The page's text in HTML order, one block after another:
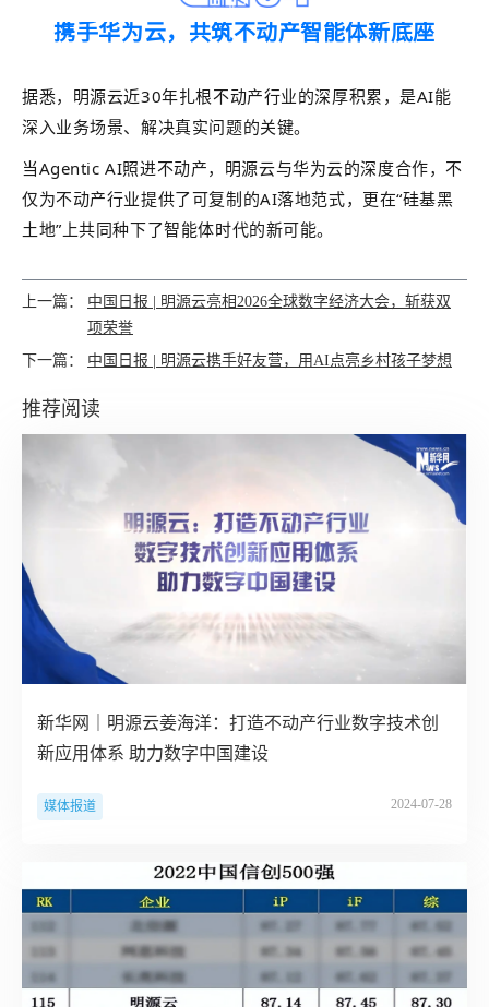
携手华为云，共筑不动产智能体新底座
据悉，明源云近30年扎根不动产行业的深厚积累，是AI能
深入业务场景、解决真实问题的关键。
当Agentic AI照进不动产，明源云与华为云的深度合作，不
仅为不动产行业提供了可复制的AI落地范式，更在“硅基黑
土地”上共同种下了智能体时代的新可能。
上一篇：
中国日报 | 明源云亮相2026全球数字经济大会，斩获双
项荣誉
下一篇：
中国日报 | 明源云携手好友营，用AI点亮乡村孩子梦想
推荐阅读
新华网｜明源云姜海洋：打造不动产行业数字技术创
新应用体系 助力数字中国建设
媒体报道 2024-07-28